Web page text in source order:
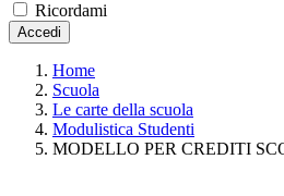
Ricordami
Accedi
Home
Scuola
Le carte della scuola
Modulistica Studenti
MODELLO PER CREDITI